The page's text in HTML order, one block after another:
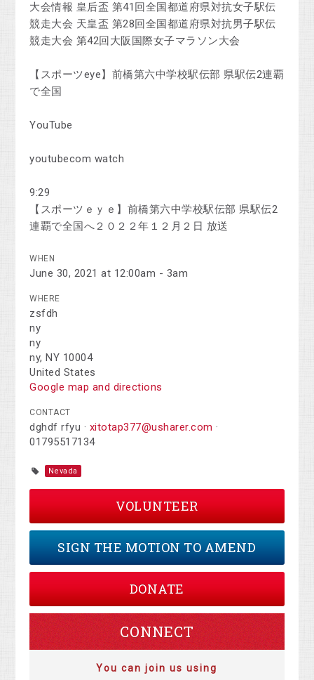
大会情報 皇后盃 第41回全国都道府県対抗女子駅伝
競走大会 天皇盃 第28回全国都道府県対抗男子駅伝
競走大会 第42回大阪国際女子マラソン大会
【スポーツeye】前橋第六中学校駅伝部 県駅伝2連覇
で全国
YouTube
youtubecom watch
9:29
【スポーツｅｙｅ】前橋第六中学校駅伝部 県駅伝2
連覇で全国へ２０２２年１２月２日 放送
WHEN
June 30, 2021 at 12:00am - 3am
WHERE
zsfdh
ny
ny
ny, NY 10004
United States
Google map and directions
CONTACT
dghdf rfyu · xitotap377@usharer.com ·
01795517134
Nevada
VOLUNTEER
SIGN THE MOTION TO AMEND
DONATE
CONNECT
You can join us using